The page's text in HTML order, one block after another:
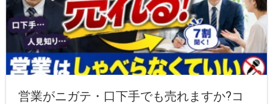
営業がニガテ・口下手でも売れますか?コ